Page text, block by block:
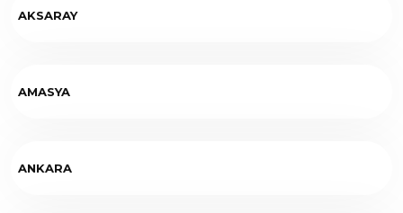
AKSARAY
AMASYA
ANKARA